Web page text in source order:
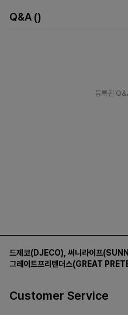
Q&A ()
등록된
드제코(DJECO) 써니라이프
그레이트프리텐더스(GREAT
Customer Service